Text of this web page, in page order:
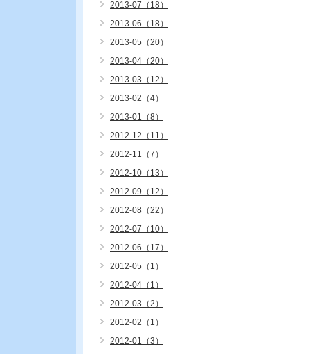
2013-07（18）
2013-06（18）
2013-05（20）
2013-04（20）
2013-03（12）
2013-02（4）
2013-01（8）
2012-12（11）
2012-11（7）
2012-10（13）
2012-09（12）
2012-08（22）
2012-07（10）
2012-06（17）
2012-05（1）
2012-04（1）
2012-03（2）
2012-02（1）
2012-01（3）